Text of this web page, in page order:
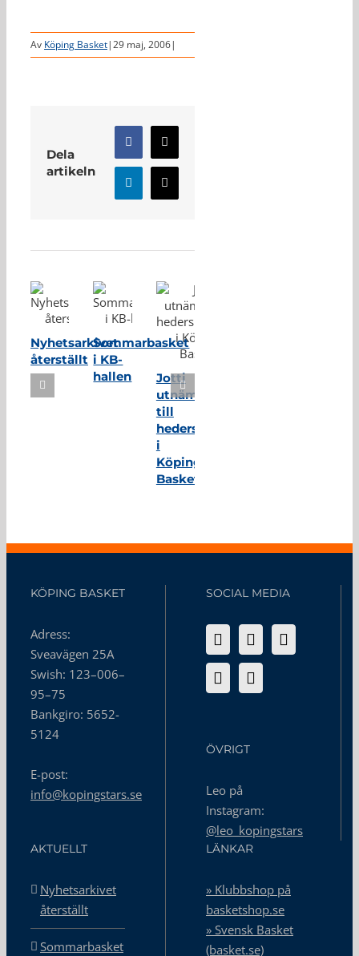
Av Köping Basket|29 maj, 2006|
Dela
artikeln
Facebook
X
LinkedInE-
post
Nyhetsarkivet
återställt
Sommarbasket
i KB-
hallen
Jotti
utnämnd
till
hedersmedlem
i
Köping
Basket
KÖPING BASKET
Adress:
Sveavägen 25A
Swish: 123–006–
95–75
Bankgiro: 5652-
5124
E-post:
info@kopingstars.se
SOCIAL MEDIA
ÖVRIGT
Leo på
Instagram:
@leo_kopingstars
AKTUELLT
Nyhetsarkivet
återställt
Sommarbasket
LÄNKAR
» Klubbshop på
basketshop.se
» Svensk Basket
(basket.se)